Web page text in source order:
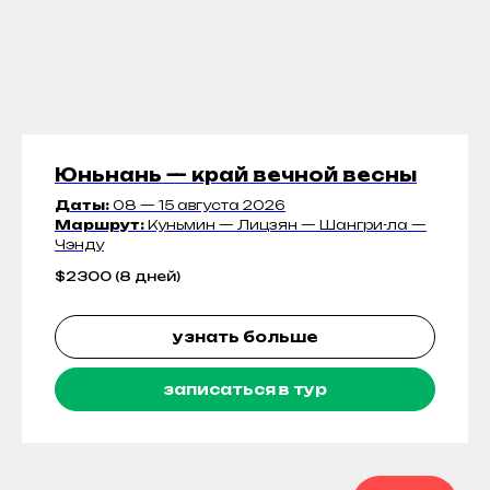
Юньнань — край вечной весны
Даты: 08 — 15 августа 2026
Маршрут: Куньмин — Лицзян — Шангри-ла —
Чэнду
$2300 (8 дней)
узнать больше
записаться в тур